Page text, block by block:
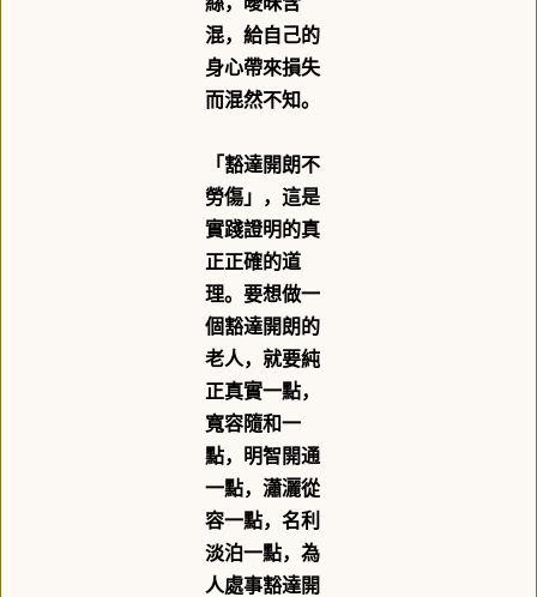
混，給自己的
身心帶來損失
而混然不知。
「豁達開朗不
勞傷」，這是
實踐證明的真
正正確的道
理。要想做一
個豁達開朗的
老人，就要純
正真實一點，
寬容隨和一
點，明智開通
一點，瀟灑從
容一點，名利
淡泊一點，為
人處事豁達開